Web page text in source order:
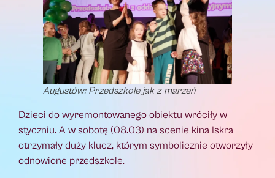
Augustów: Przedszkole jak z marzeń
Dzieci do wyremontowanego obiektu wróciły w
styczniu. A w sobotę (08.03) na scenie kina Iskra
otrzymały duży klucz, którym symbolicznie otworzyły
odnowione przedszkole.